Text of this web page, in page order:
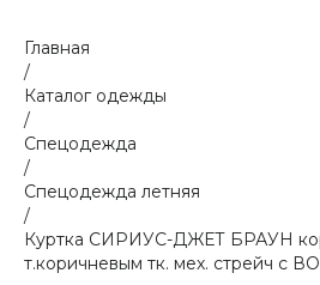
Главная
/
Каталог одежды
/
Спецодежда
/
Спецодежда летняя
/
Куртка СИРИУС-ДЖЕТ БРАУН
т.коричневым тк. мех. стрейч с ВО